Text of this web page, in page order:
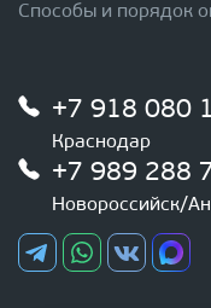
Способы и порядок
+7 918 080
Краснодар
+7 989 288
Новороссийск/